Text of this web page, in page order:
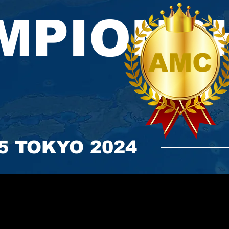
TOKYO 2024
AMC